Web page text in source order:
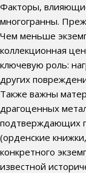
Факторы,
многогранны.
Чем меньше
коллекционная
ключевую роль:
других
Также важны
драгоценных
подтверждающих
(орденские
конкретного
известной